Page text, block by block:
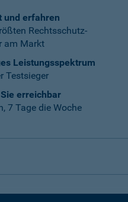
und erfahren
Rechtsschutz-
am Markt
Leistungsspektrum
Testsieger
erreichbar
7 Tage die Woche